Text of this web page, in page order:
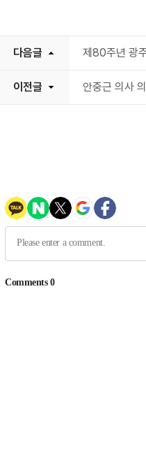
다음글 제80주년 광
이전글 안중근 의사